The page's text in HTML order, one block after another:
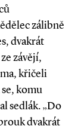
zálibně
dvakrát
závějí,
křičeli
komu
sedlák. „Do
dvakrát